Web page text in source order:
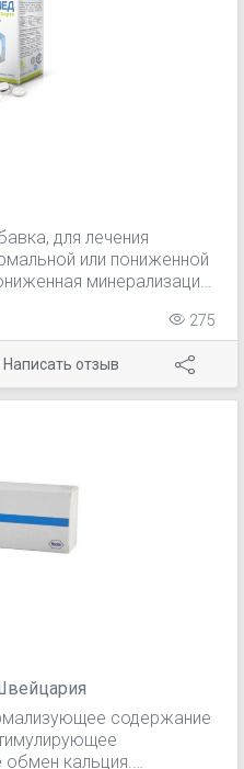
для лечения
или пониженной
минерализация
– органическая
Остеомеда, лучше
трутневый с
активностью,
работу ЖКТ
275
Написать отзыв
содержание
обмен кальция.